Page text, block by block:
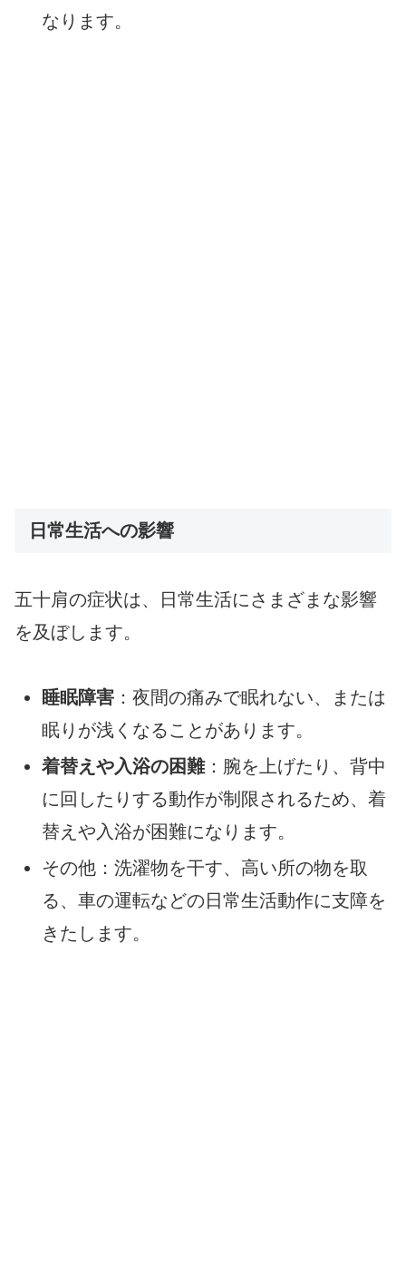
なります。
日常生活への影響
五十肩の症状は、日常生活にさまざまな影響
を及ぼします。
睡眠障害 ：夜間の痛みで眠れない、または
眠りが浅くなることがあります。
着替えや入浴の困難：腕を上げたり、背中
に回したりする動作が制限されるため、着
替えや入浴が困難になります。
その他：洗濯物を干す、高い所の物を取
る、車の運転などの日常生活動作に支障を
きたします。